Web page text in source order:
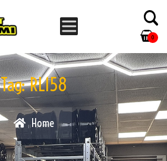
0
Tag:RL158
Home